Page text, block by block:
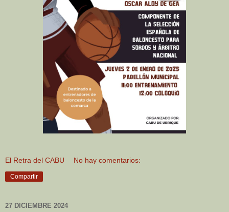
El Retra del CABU No hay comentarios:
Compartir
27 DICIEMBRE 2024